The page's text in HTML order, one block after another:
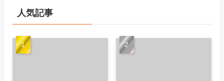
人気記事